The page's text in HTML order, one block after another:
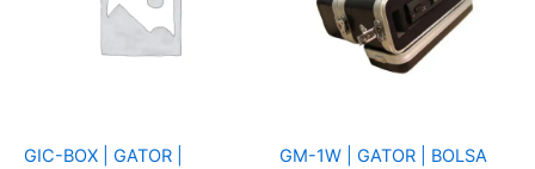
GIC-BOX | GATOR |
GM-1W | GATOR | BOLSA